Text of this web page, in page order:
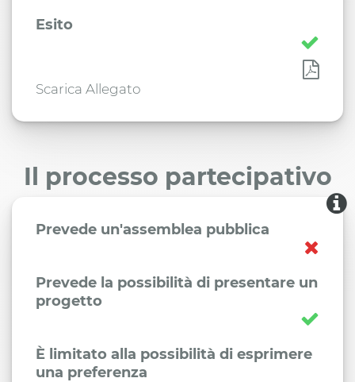
Esito
Scarica Allegato
Il processo partecipativo
Prevede un'assemblea pubblica
Prevede la possibilità di presentare un
progetto
È limitato alla possibilità di esprimere
una preferenza